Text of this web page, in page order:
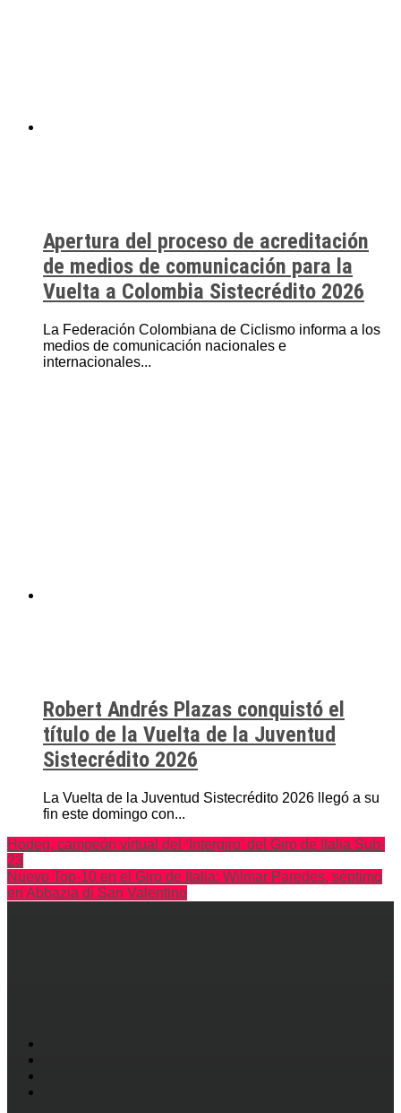
Apertura del proceso de acreditación
de medios de comunicación para la
Vuelta a Colombia Sistecrédito 2026
La Federación Colombiana de Ciclismo informa a los
medios de comunicación nacionales e
internacionales...
Robert Andrés Plazas conquistó el
título de la Vuelta de la Juventud
Sistecrédito 2026
La Vuelta de la Juventud Sistecrédito 2026 llegó a su
fin este domingo con...
Hodeg, campeón virtual del ‘Intergiro’ del Giro de Italia Sub-
23
Nuevo Top-10 en el Giro de Italia: Wilmar Paredes, séptimo
en Abbazia di San Valentino